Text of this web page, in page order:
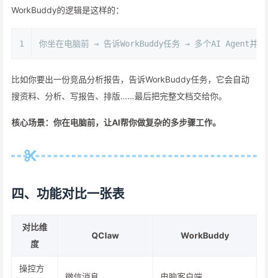
WorkBuddy的逻辑是这样的：
1 你坐在电脑前 → 告诉WorkBuddy任务 → 多个AI Agent并
比如你要出一份竞品分析报告，告诉WorkBuddy任务，它会自动
搜资料、分析、写报告、排版……最后把完整文档交给你。
核心场景：你在电脑前，让AI帮你做复杂的多步骤工作。
四、功能对比一张表
对比维
度
QClaw WorkBuddy
操控方